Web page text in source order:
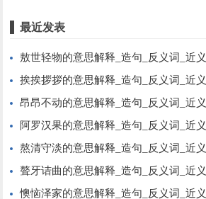
最近发表
敖世轻物的意思解释_造句_反义词_近
挨挨拶拶的意思解释_造句_反义词_近
昂昂不动的意思解释_造句_反义词_近
阿罗汉果的意思解释_造句_反义词_近
熬清守淡的意思解释_造句_反义词_近
聱牙诘曲的意思解释_造句_反义词_近
懊恼泽家的意思解释_造句_反义词_近